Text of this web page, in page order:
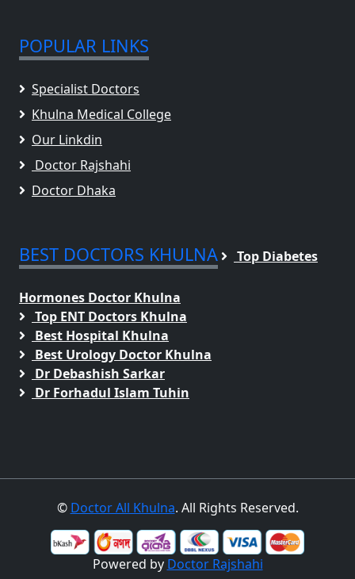
POPULAR LINKS
Specialist Doctors
Khulna Medical College
Our Linkdin
Doctor Rajshahi
Doctor Dhaka
BEST DOCTORS KHULNA Top Diabetes
Hormones Doctor Khulna
Top ENT Doctors Khulna
Best Hospital Khulna
Best Urology Doctor Khulna
Dr Debashish Sarkar
Dr Forhadul Islam Tuhin
© Doctor All Khulna. All Rights Reserved.
Powered by Doctor Rajshahi